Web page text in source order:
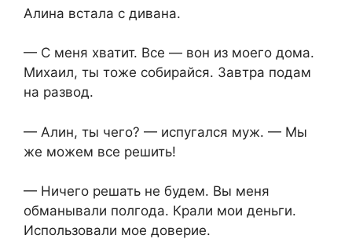
Алина встала с дивана.
— С меня хватит. Все — вон из моего дома.
Михаил, ты тоже собирайся. Завтра подам
на развод.
— Алин, ты чего? — испугался муж. — Мы
же можем все решить!
— Ничего решать не будем. Вы меня
обманывали полгода. Крали мои деньги.
Использовали мое доверие.